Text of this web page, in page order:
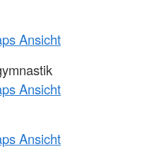
Ansicht
Ansicht
Ansicht